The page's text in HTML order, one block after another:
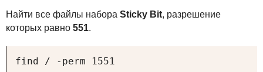
Найти все файлы набора Sticky Bit, разрешение
которых равно 551.
find / -perm 1551